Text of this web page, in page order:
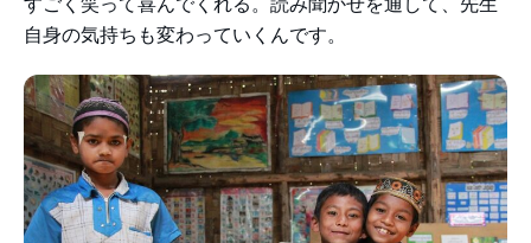
すごく笑って喜んでくれる。読み聞かせを通して、先生
自身の気持ちも変わっていくんです。